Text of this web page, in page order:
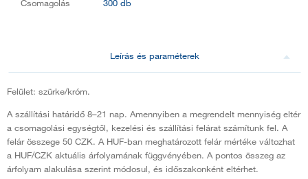
Csomagolás
300 db
Leírás és paraméterek
Felület: szürke/króm.
A szállítási határidő 8–21 nap. Amennyiben a megrendelt mennyiség eltér
a csomagolási egységtől, kezelési és szállítási felárat számítunk fel. A
felár összege 50 CZK. A HUF-ban meghatározott felár mértéke változhat
a HUF/CZK aktuális árfolyamának függvényében. A pontos összeg az
árfolyam alakulása szerint módosul, és időszakonként eltérhet.